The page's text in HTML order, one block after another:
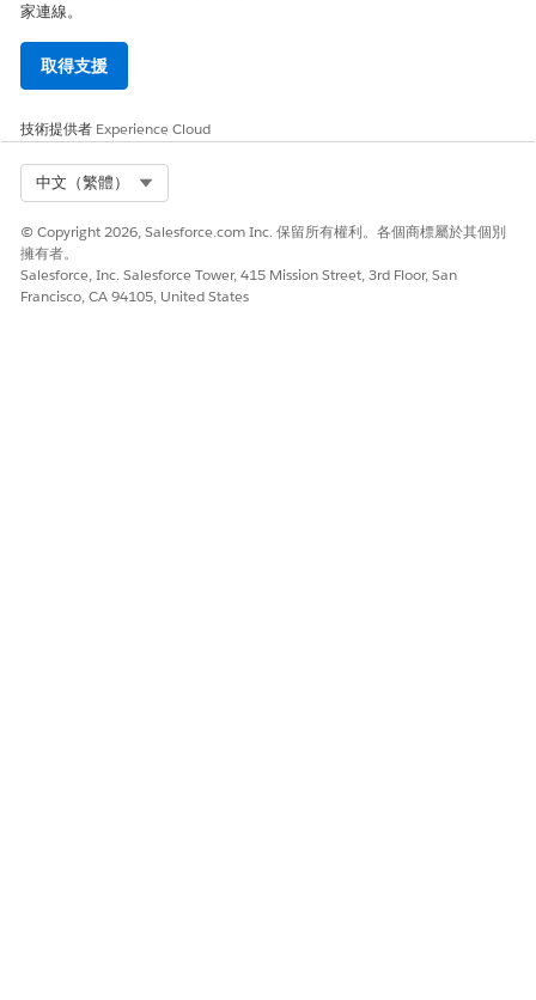
低度風險時機
該公司已停用「使用者能夠安裝連線的應用程式」系統權限,並嚴格
執行限制任何單一使用者可看見內容的「私人」共用模式。
業務與整合考量事項
實作需要管理工作流程,才能將應用程式指派給正確的「設定檔」或
「權限集」,這可確保只有預期的業務單位可以使用整合。
建議的補救措施
編輯連線的應用程式 OAuth 原則。將「允許的使用者」下拉式清單
家連線。
取得支援
技術提供者 Experience Cloud
中文（繁體）
© Copyright 2026, Salesforce.com Inc. 保留所有權利。各個商標屬於其個別
擁有者。
Salesforce, Inc. Salesforce Tower, 415 Mission Street, 3rd Floor, San
Francisco, CA 94105, United States